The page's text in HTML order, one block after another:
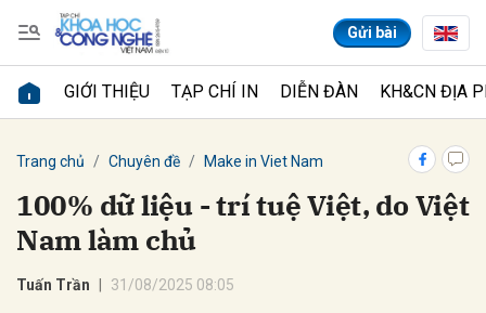
Gửi bài
GIỚI THIỆU TẠP CHÍ IN DIỄN ĐÀN KH&CN ĐỊA
Trang chủ Chuyên đề Make in Viet Nam
100% dữ liệu - trí tuệ Việt, do Việt
Nam làm chủ
Tuấn Trần 31/08/2025 08:05
Gửi bình luận